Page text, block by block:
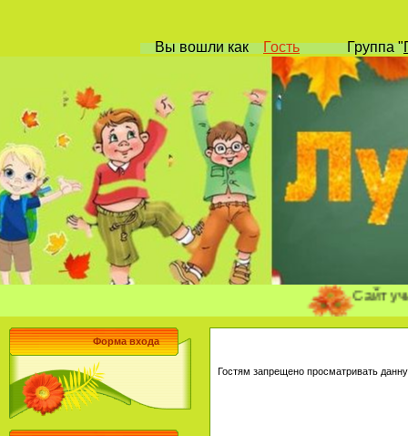
Вы вошликак Гость Группа"
Сайт
Форма входа
Гостям запрещено просматривать